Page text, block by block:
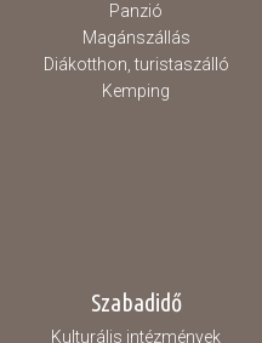
Panzió
Magánszállás
Diákotthon, turistaszálló
Kemping
Szabadidő
Kulturális intézmények